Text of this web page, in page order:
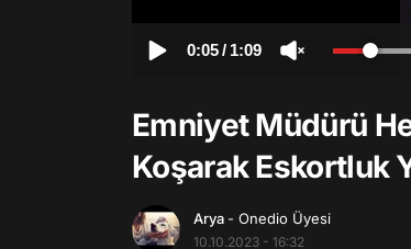
0:05/ 1:09
Emniyet Müdürü
Koşarak Eskortluk
Arya - Onedio Üyesi
10.10.2023 - 16:32